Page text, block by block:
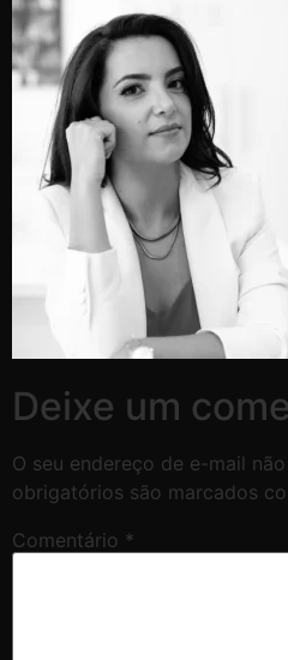
Deixe um
O seu endereço de e-mail
obrigatórios são marcados
Comentário *